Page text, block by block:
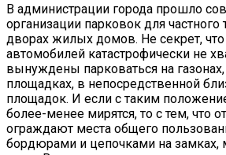
В администрации города прошло
организации парковок для частного
дворах жилых домов. Не секрет,
автомобилей катастрофически не
вынуждены парковаться на
площадках, в непосредственной
площадок. И если с таким
более-менее мирятся, то с тем, что
ограждают места общего
бордюрами и цепочками на замках,